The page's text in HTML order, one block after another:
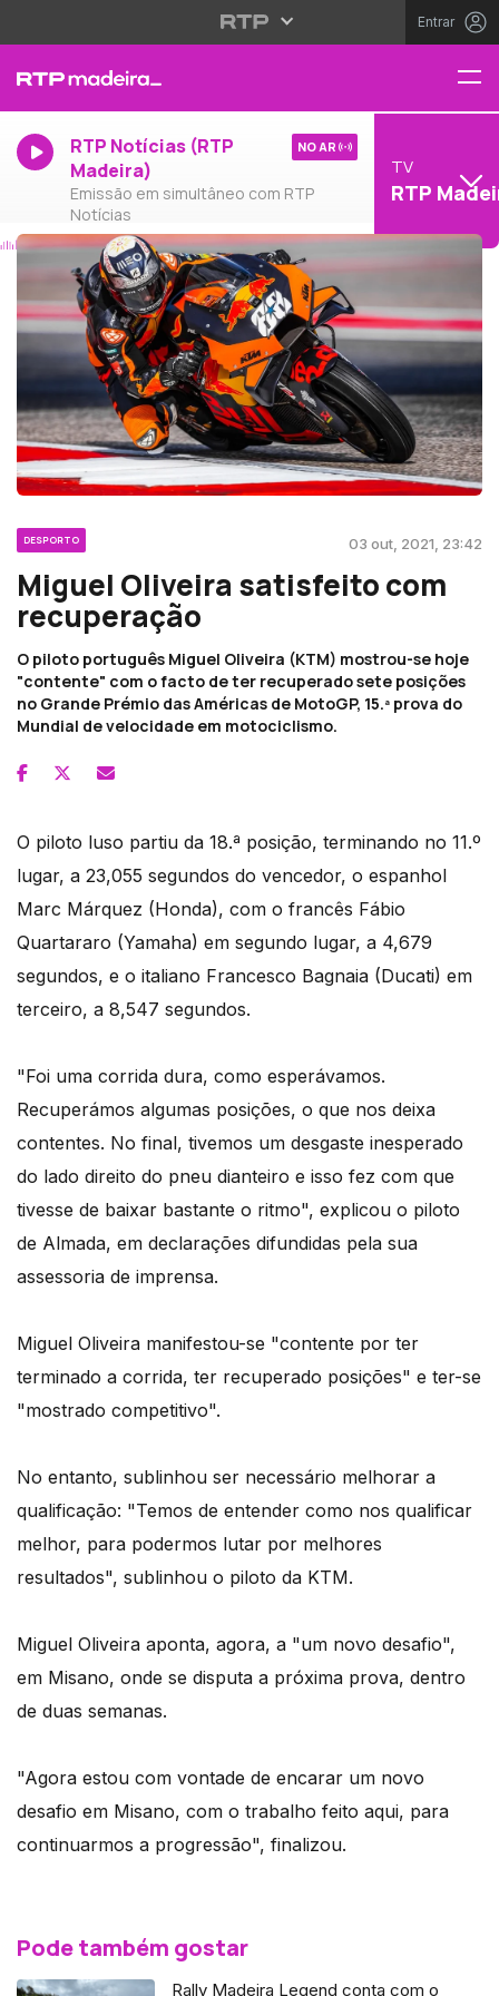
Entrar
RTP Notícias (RTP
Madeira)
Emissão em simultâneo com RTP
Notícias
NO AR
TV
RTP
DESPORTO 03 out, 2021, 23:42
Miguel Oliveira satisfeito com
recuperação
O piloto português Miguel Oliveira (KTM) mostrou-se hoje
"contente" com o facto de ter recuperado sete posições
no Grande Prémio das Américas de MotoGP, 15.ª prova do
Mundial de velocidade em motociclismo.
O piloto luso partiu da 18.ª posição, terminando no 11.º
lugar, a 23,055 segundos do vencedor, o espanhol
Marc Márquez (Honda), com o francês Fábio
Quartararo (Yamaha) em segundo lugar, a 4,679
segundos, e o italiano Francesco Bagnaia (Ducati) em
terceiro, a 8,547 segundos.
"Foi uma corrida dura, como esperávamos.
Recuperámos algumas posições, o que nos deixa
contentes. No final, tivemos um desgaste inesperado
do lado direito do pneu dianteiro e isso fez com que
tivesse de baixar bastante o ritmo", explicou o piloto
de Almada, em declarações difundidas pela sua
assessoria de imprensa.
Miguel Oliveira manifestou-se "contente por ter
terminado a corrida, ter recuperado posições" e ter-se
"mostrado competitivo".
No entanto, sublinhou ser necessário melhorar a
qualificação: "Temos de entender como nos qualificar
melhor, para podermos lutar por melhores
resultados", sublinhou o piloto da KTM.
Miguel Oliveira aponta, agora, a "um novo desafio",
em Misano, onde se disputa a próxima prova, dentro
de duas semanas.
"Agora estou com vontade de encarar um novo
desafio em Misano, com o trabalho feito aqui, para
continuarmos a progressão", finalizou.
Pode também gostar
Rally Madeira Legend conta com o